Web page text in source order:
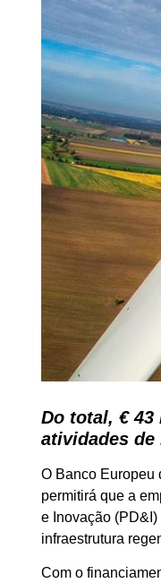
Do total, €
atividades de
O Banco Europeu
permitirá que a
e Inovação
infraestrutura
Com o